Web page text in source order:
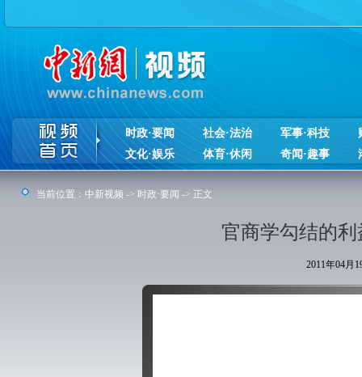
时政·要闻 社会·法治 军事·科技
文化·娱乐
体育·休闲 奇闻·趣事
当前位置： 中新视频 -> 时政·要闻 -> 正文
官商学勾结的
2011年04月